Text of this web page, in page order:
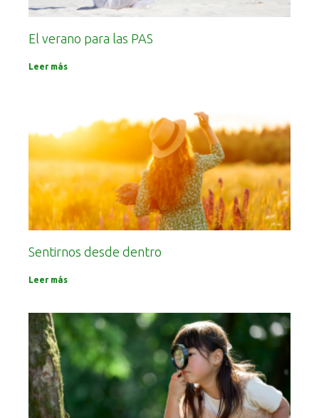
El verano para las PAS
Leer más
Sentirnos desde dentro
Leer más